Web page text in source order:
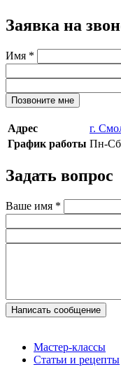
Заявка на
Имя *
Позвоните мне
Адрес
г.
График работы Пн-Сб
Задать вопрос
Ваше имя *
Написать сообщение
Мастер-классы
Статьи и рецепты